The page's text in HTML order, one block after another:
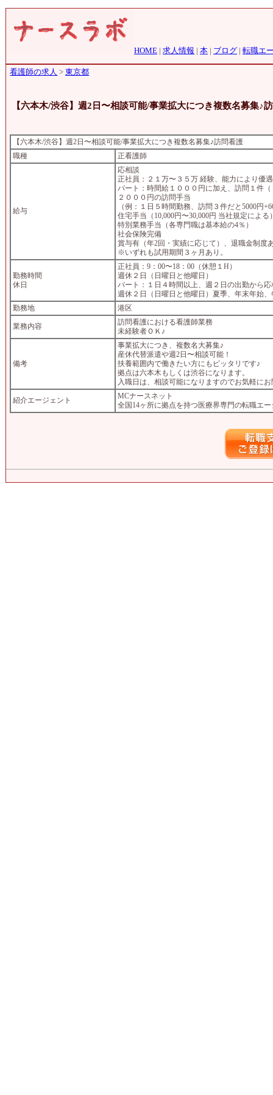
HOME | 求人情報 | 本 | ブログ | 転職エ
看護師の求人 >東京都
【六本木/渋谷】週2日〜相談可能/事業拡大につき複数名募集♪
【六本木/渋谷】週2日〜相談可能/事業拡大につき複数名募集♪訪問看護
職種
正看護師
給与
応相談
正社員：２１万〜３５万 経験、能力により優遇
パート：時間給１０００円に加え、訪問１件
２０００円の訪問手当
（例：１日５時間勤務、訪問３件だと5000円
住宅手当（10,000円〜30,000円 当社規定による
特別業務手当（各専門職は基本給の4％）
社会保険完備
賞与有（年2回・実績に応じて）、退職金制度
※いずれも試用期間３ヶ月あり。
勤務時間
休日
正社員：9：00〜18：00（休憩１H）
週休２日（日曜日と他曜日）
パート：１日４時間以上、週２日の出勤から応
週休２日（日曜日と他曜日）夏季、年末年始
勤務地
港区
業務内容
訪問看護における看護師業務
未経験者ＯＫ♪
備考
事業拡大につき、複数名大募集♪
産休代替派遣や週2日〜相談可能！
扶養範囲内で働きたい方にもピッタリです♪
拠点は六本木もしくは渋谷になります。
入職日は、相談可能になりますのでお気軽に
紹介エージェント
MCナースネット
全国14ヶ所に拠点を持つ医療界専門の転職エ